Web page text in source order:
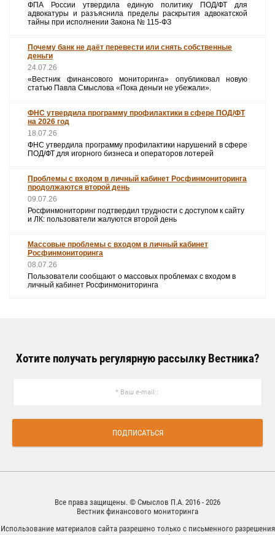
ФПА России утвердила единую политику ПОД/ФТ для
адвокатуры и разъяснила пределы раскрытия адвокатской
тайны при исполнении Закона № 115‑ФЗ
Почему банк не даёт перевести или снять собственные
деньги
24.07.26
«Вестник финансового мониторинга» опубликовал новую
статью Павла Смыслова «Пока деньги не убежали».
ФНС утвердила программу профилактики в сфере ПОД/ФТ
на 2026 год
18.07.26
ФНС утвердила программу профилактики нарушений в сфере
ПОД/ФТ для игорного бизнеса и операторов лотерей
Проблемы с входом в личный кабинет Росфинмониторинга
продолжаются второй день
09.07.26
Росфинмониторинг подтвердил трудности с доступом к сайту
и ЛК: пользователи жалуются второй день
Массовые проблемы с входом в личный кабинет
Росфинмониторинга
08.07.26
Пользователи сообщают о массовых проблемах с входом в
личный кабинет Росфинмониторинга
Хотите получать регулярную рассылку Вестника?
ПОДПИСАТЬСЯ
Все права защищены. © Смыслов П.А. 2016 - 2026
Вестник финансового мониторинга
Использование материалов сайта разрешено только с письменного разрешения